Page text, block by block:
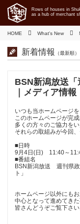
Rows of houses in
as a hub of merchant
HOME What's New
新着情報 （最新順）
BSN新潟放送
｜メディア情報
いつも当ホームページ
このホームページが完
多くの方々のご協力をい
それらの取組みが今回
■日時
9月4日(日) 11:40～
■番組名
BSN新潟放送 週刊県政
ト」
ホームページ以外にも
中心となって進めてき
皆さんどうぞご覧下さい